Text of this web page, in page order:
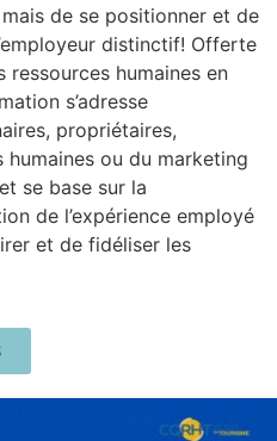
de se positionner et de
distinctif! Offerte
ressources humaines en
s’adresse
propriétaires,
humaines ou du marketing
se base sur la
de l’expérience employé
et de fidéliser les